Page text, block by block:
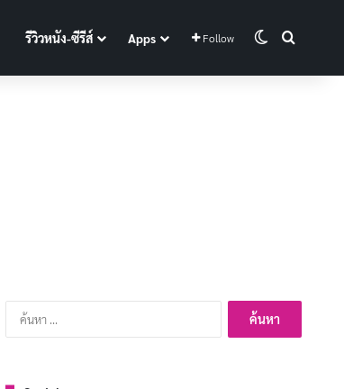
รีวิวหนัง-ซีรีส์ Apps Follow Switch skin
ค้นหา
สำหรับ: